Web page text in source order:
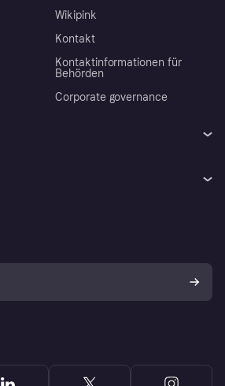
Wikipink
Kontakt
Kontaktinformationen für
Behörden
Corporate governance
Dein Widerrufsrecht